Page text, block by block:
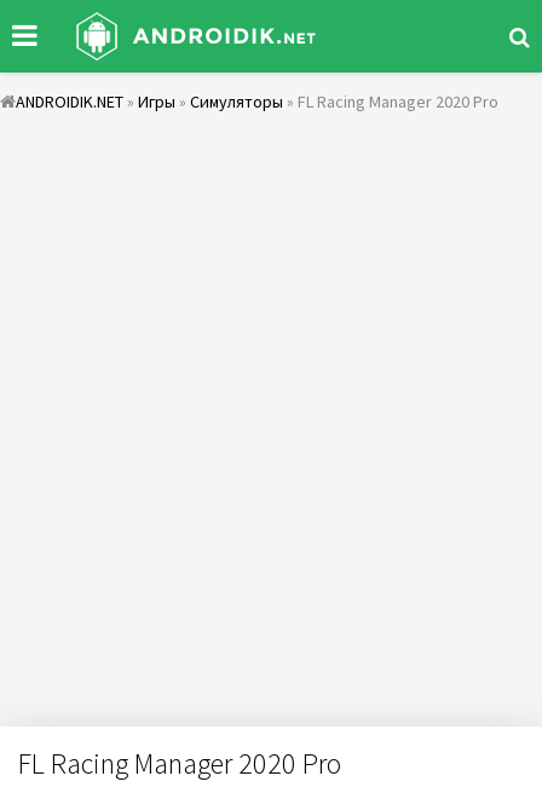
ANDROIDIK.NET » Игры » Симуляторы » FL Racing Manager 2020 Pro
FL Racing Manager 2020 Pro